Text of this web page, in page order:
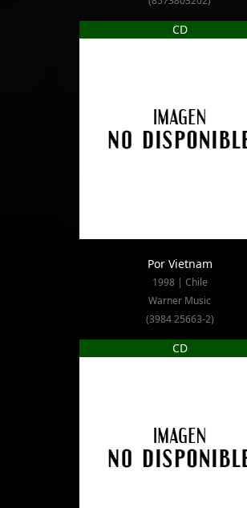
CD
Por Vietnam
1998 | Chile
Warner Music
(3984 25663-2)
CD